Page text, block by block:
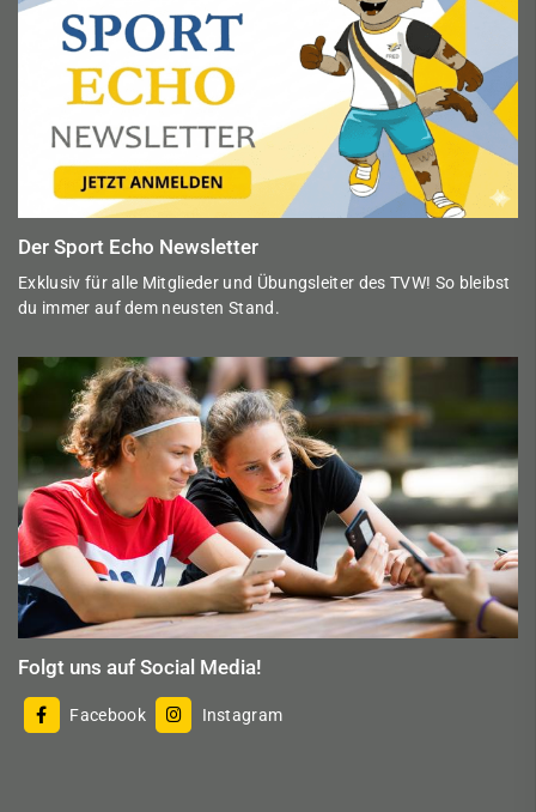
Der Sport Echo Newsletter
Exklusiv für alle Mitglieder und Übungsleiter des TVW! So bleibst
du immer auf dem neusten Stand.
Folgt uns auf Social Media!
Facebook Instagram